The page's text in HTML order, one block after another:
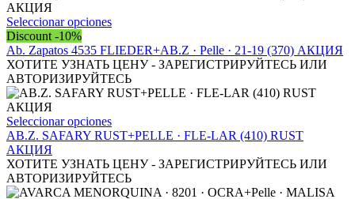
opciones
pueden
elegir
en
la
de
producto
Seleccionar opcionesEste
tiene
múltiples
variantes.
Las
se
pueden
en
la
página
Discount -10%
Ab. Zapatos 4535 FLIEDER+AB.Z · Pelle · 21-19 (370) АКЦИЯ
ХОТИТЕ УЗНАТЬ ЦЕНУ - ЗАРЕГИСТРИРУЙТЕСЬ ИЛИ
АВТОРИЗИРУЙТЕСЬ
Seleccionar opcionesEste
producto
múltiples
variantes.
Las
AB.Z. SAFARY RUST+PELLE · FLE-LAR (410) RUST
АКЦИЯ
ХОТИТЕ УЗНАТЬ ЦЕНУ - ЗАРЕГИСТРИРУЙТЕСЬ ИЛИ
АВТОРИЗИРУЙТЕСЬ